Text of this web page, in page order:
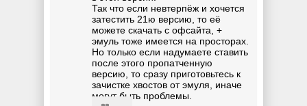
Так что если невтерпёж и хочется
затестить 21ю версию, то её
можете скачать с офсайта, +
эмуль тоже имеется на просторах.
Но только если надумаете ставить
после этого пропатченную
версию, то сразу приготовьтесь к
зачистке хвостов от эмуля, иначе
могут быть проблемы.